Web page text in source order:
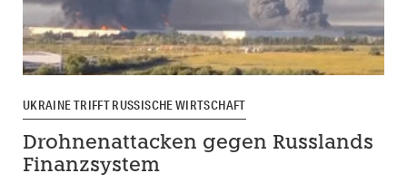
UKRAINE TRIFFT RUSSISCHE WIRTSCHAFT
Drohnenattacken gegen Russlands
Finanzsystem